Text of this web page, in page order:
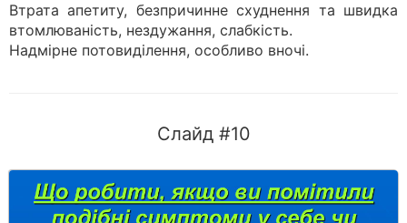
Втрата апетиту, безпричинне схуднення та швидка
втомлюваність, нездужання, слабкість.
Надмірне потовиділення, особливо вночі.
Слайд #10